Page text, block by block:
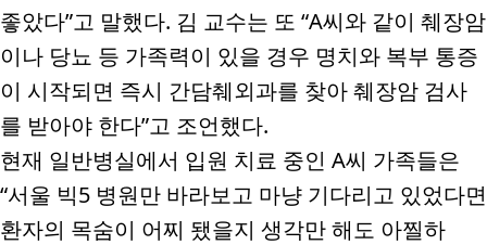
좋았다”고 말했다. 김 교수는 또 “A씨와 같이 췌장암
이나 당뇨 등 가족력이 있을 경우 명치와 복부 통증
이 시작되면 즉시 간담췌외과를 찾아 췌장암 검사
를 받아야 한다”고 조언했다.
현재 일반병실에서 입원 치료 중인 A씨 가족들은
“서울 빅5 병원만 바라보고 마냥 기다리고 있었다면
환자의 목숨이 어찌 됐을지 생각만 해도 아찔하